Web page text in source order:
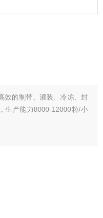
效的制带、灌装、冷冻、封
生产能力8000-12000粒/小